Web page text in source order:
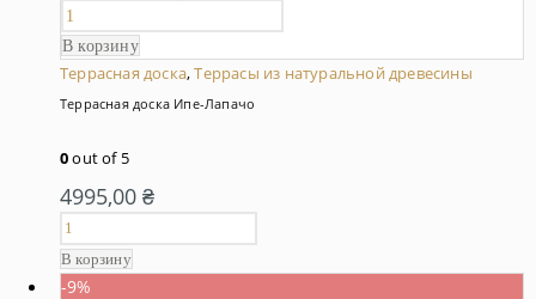
В корзину
Террасная доска,Террасы из натуральной древесины
Террасная доска Ипе-Лапачо
0out of 5
4995,00 ₴
В корзину
-9%